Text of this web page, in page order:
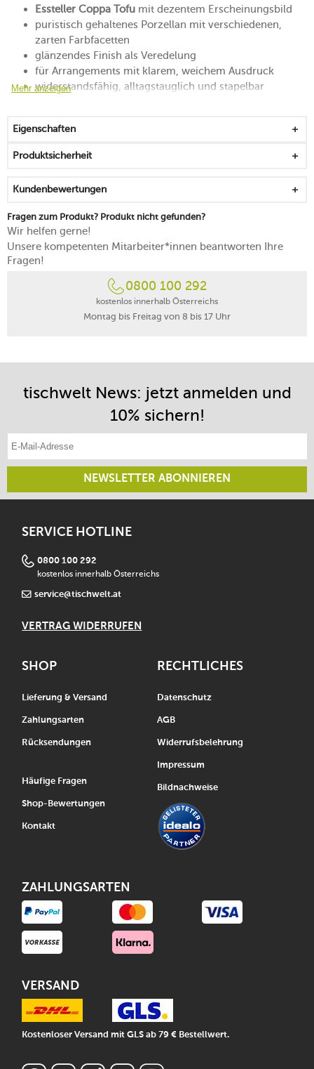
Essteller Coppa Tofu mit dezentem Erscheinungsbild
puristisch gehaltenes Porzellan mit verschiedenen,
zarten Farbfacetten
glänzendes Finish als Veredelung
für Arrangements mit klarem, weichem Ausdruck
widerstandsfähig, alltagstauglich und stapelbar
Mehr anzeigen
Eigenschaften
Produktsicherheit
Kundenbewertungen
Fragen zum Produkt? Produkt nicht gefunden?
Wir helfen gerne!
Unsere kompetenten Mitarbeiter*innen beantworten Ihre
Fragen!
0800 100 292
kostenlos innerhalb Österreichs
Montag bis Freitag von 8 bis 17 Uhr
tischwelt News: jetzt anmelden und
10% sichern!
NEWSLETTER ABONNIEREN
SERVICE HOTLINE
0800 100 292
kostenlos innerhalb Österreichs
service@tischwelt.at
VERTRAG WIDERRUFEN
SHOP
Lieferung & Versand
Zahlungsarten
Rücksendungen
Häufige Fragen
Shop-Bewertungen
Kontakt
RECHTLICHES
Datenschutz
AGB
Widerrufsbelehrung
Impressum
Bildnachweise
ZAHLUNGSARTEN
VERSAND
Kostenloser Versand mit GLS ab 79 € Bestellwert.